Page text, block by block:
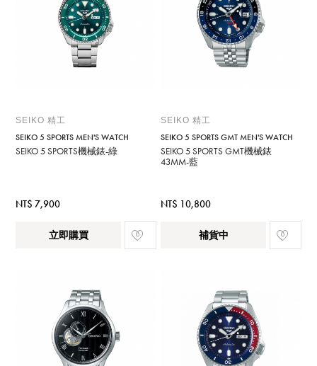
SEIKO 精工
SEIKO 5 SPORTS MEN'S WATCH
SEIKO 5 SPORTS機械錶-綠
NT$ 7,900
立即購買
SEIKO 精工
SEIKO 5 SPORTS GMT MEN'S WATCH
SEIKO 5 SPORTS GMT機械錶
43MM-藍
NT$ 10,800
補貨中